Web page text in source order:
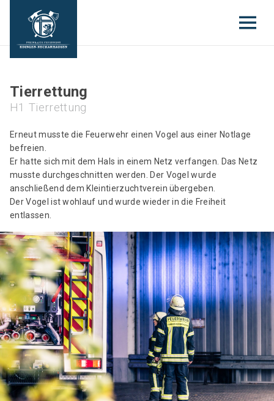
Tierrettung
H1 Tierrettung
Erneut musste die Feuerwehr einen Vogel aus einer Notlage
befreien.
Er hatte sich mit dem Hals in einem Netz verfangen. Das Netz
musste durchgeschnitten werden. Der Vogel wurde
anschließend dem Kleintierzuchtverein übergeben.
Der Vogel ist wohlauf und wurde wieder in die Freiheit
entlassen.